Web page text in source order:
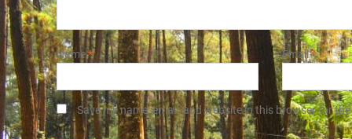
Name* Email*
Save my name, email, and website in this browser for